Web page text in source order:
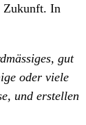
Zukunft. In
gut
oder viele
und erstellen